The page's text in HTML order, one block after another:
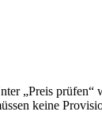
„Preis
keine